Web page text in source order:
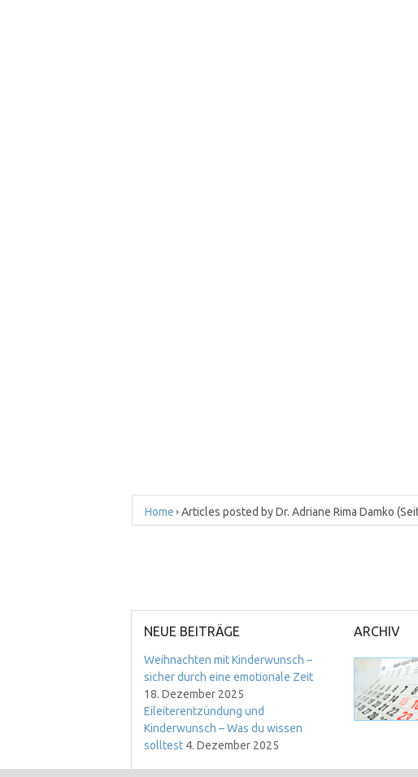
Home Articles posted by Dr. Adriane Rima Damko
NEUE BEITRÄGE
Weihnachten mit Kinderwunsch –
sicher durch eine emotionale Zeit
18. Dezember 2025
Eileiterentzündung und
Kinderwunsch – Was du wissen
solltest 4. Dezember 2025
ARCHIV